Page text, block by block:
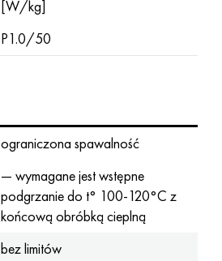
[W/kg]
P1.0/50
ograniczona spawalność
— wymagane jest wstępne
podgrzanie do t° 100-120°С z
końcową obróbką cieplną
bez limitów